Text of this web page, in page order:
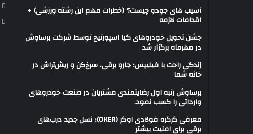
آسیب های جودو چیست؟ (خطرات مهم این رشته ورزشی) +
اقدامات لازمه
جشن تحویل خودروهای کیا اسپورتیج توسط شرکت برساوش
در مهرماه برگزار شد
زندگی راحت با فیلیپس؛ جارو برقی، سرخ‌کن و ریش‌تراش در
خانه شما
برساوش رتبه اول رضایتمندی مشتریان در صنعت خودروهای
وارداتی را کسب نمود.
معرفی کرکره فولادی اوکر (OKER)؛ نسل جدید درب‌های
برقی برای امنیت بیشتر